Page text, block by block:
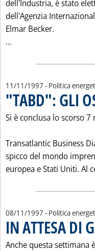
dell'Industria, è stato
dell'Agenzia
Elmar Becker.
...
11/11/1997 - Politica
"TABD": GLI
Si è conclusa lo scorso
Transatlantic Business
spicco del mondo
europea e Stati Uniti. Al
08/11/1997 - Politica
IN ATTESA DI
Anche questa settimana